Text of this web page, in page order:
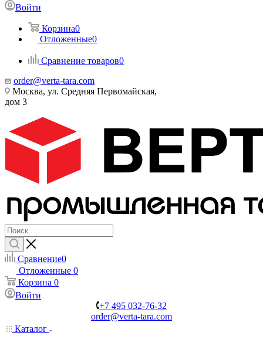
Войти
Корзина0
Отложенные0
Сравнение товаров0
order@verta-tara.com
Москва, ул. Средняя Первомайская,
дом 3
Сравнение0
Отложенные 0
Корзина 0
Войти
+7 495 032-76-32
order@verta-tara.com
Каталог